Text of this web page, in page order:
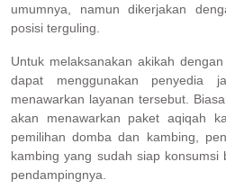
umumnya, namun dikerjakan
posisi terguling.
Untuk melaksanakan akikah
dapat menggunakan penyedia
menawarkan layanan tersebut.
akan menawarkan paket aqiqah
pemilihan domba dan kambing,
kambing yang sudah siap konsumsi
pendampingnya.